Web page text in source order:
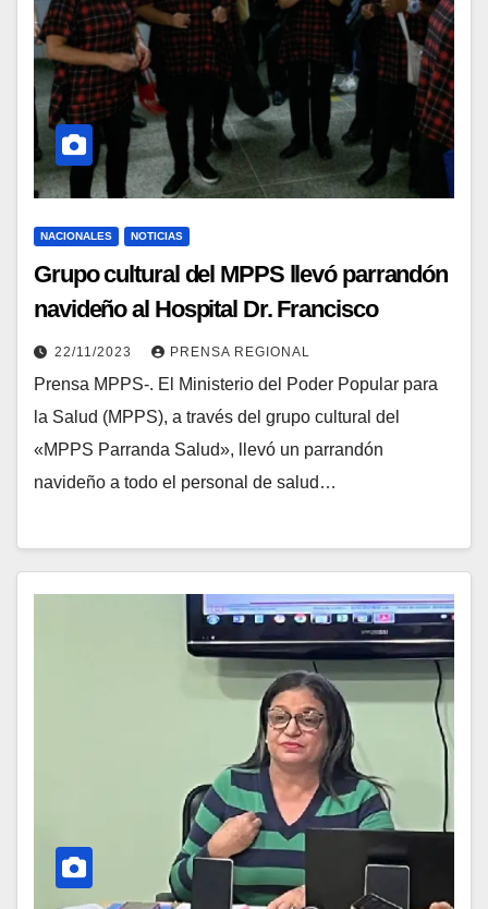
NACIONALES NOTICIAS
Grupo cultural del MPPS llevó parrandón
navideño al Hospital Dr. Francisco
Rísquez
22/11/2023 PRENSA REGIONAL
Prensa MPPS-. El Ministerio del Poder Popular para
la Salud (MPPS), a través del grupo cultural del
«MPPS Parranda Salud», llevó un parrandón
navideño a todo el personal de salud…